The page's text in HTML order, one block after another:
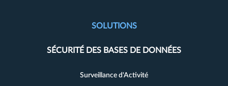
SOLUTIONS
SÉCURITÉ DES BASES DE DONNÉES
Surveillance d'Activité